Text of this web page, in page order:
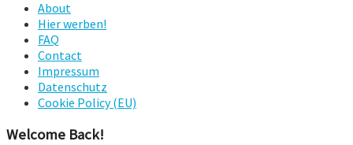
About
Hier werben!
FAQ
Contact
Impressum
Datenschutz
Cookie Policy (EU)
Welcome Back!